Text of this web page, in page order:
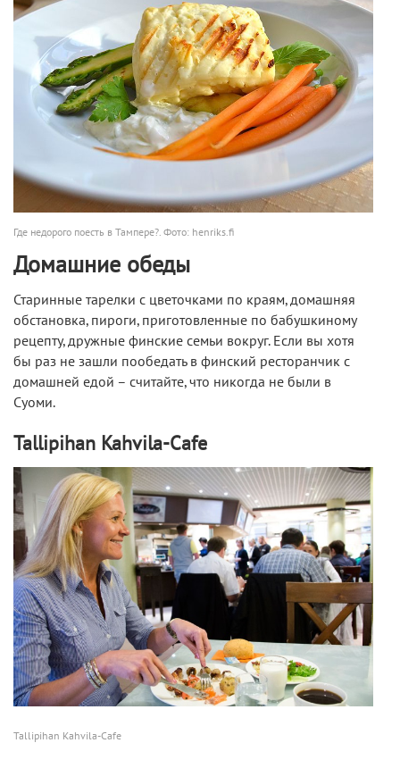
Где недорого поесть в Тампере?. Фото: henriks.fi
Домашние обеды
Старинные тарелки с цветочками по краям, домашняя
обстановка, пироги, приготовленные по бабушкиному
рецепту, дружные финские семьи вокруг. Если вы хотя
бы раз не зашли пообедать в финский ресторанчик с
домашней едой – считайте, что никогда не были в
Суоми.
Tallipihan Kahvila-Cafe
Tallipihan Kahvila-Cafe